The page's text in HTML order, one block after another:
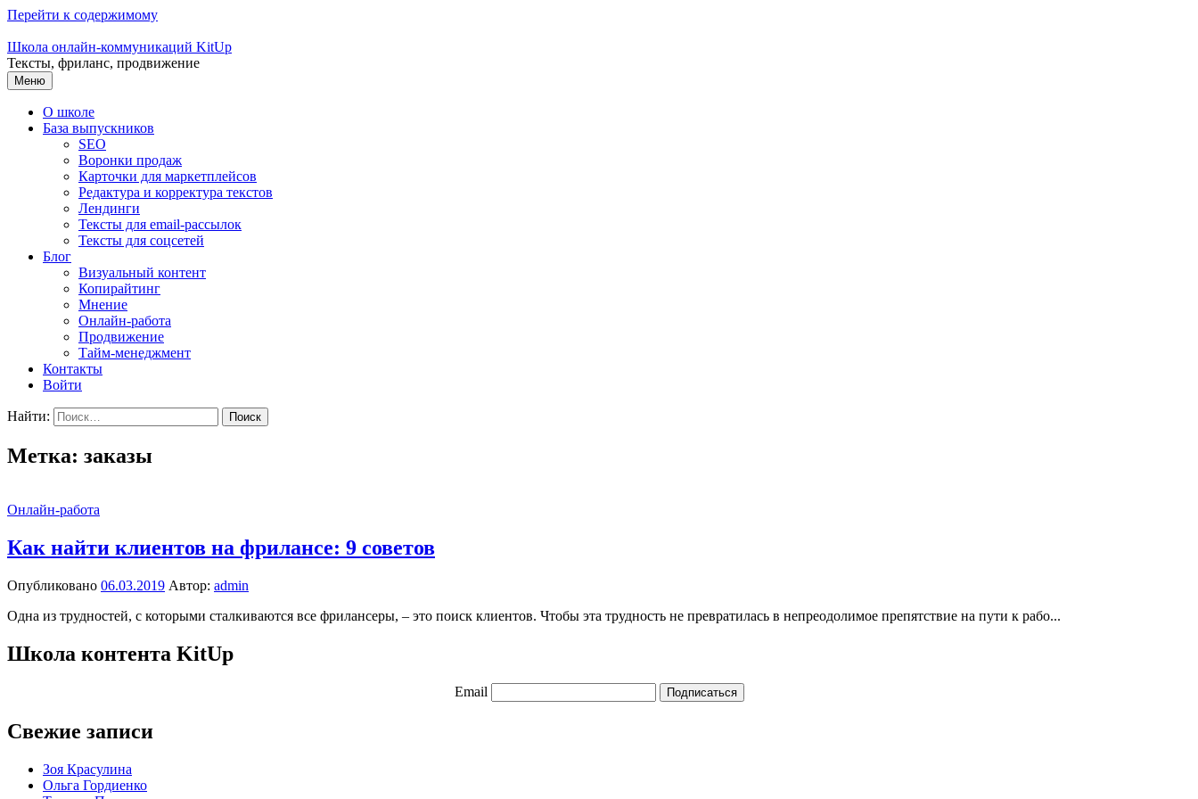
Перейти к содержимому
Школа онлайн-коммуникаций KitUp
Тексты, фриланс, продвижение
Меню
О школе
База выпускников
SEO
Воронки продаж
Карточки для маркетплейсов
Редактура и корректура текстов
Лендинги
Тексты для email-рассылок
Тексты для соцсетей
Блог
Визуальный контент
Копирайтинг
Мнение
Онлайн-работа
Продвижение
Тайм-менеджмент
Контакты
Войти
Найти:
Метка: заказы
Онлайн-работа
Как найти клиентов на фрилансе: 9 советов
Опубликовано 06.03.2019 Автор: admin
Одна из трудностей, с которыми сталкиваются все фрилансеры, – это поиск клиентов. Чтобы эта трудность не превратилась в непреодолимое препятствие на пути к рабо...
Школа контента KitUp
Email Подписаться
Свежие записи
Зоя Красулина
Ольга Гордиенко